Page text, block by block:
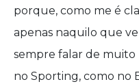
porque, como me é
apenas naquilo que
sempre falar de muito
no Sporting, como no